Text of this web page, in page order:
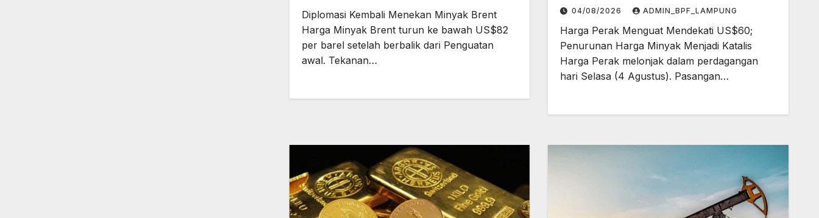
Diplomasi Kembali Menekan Minyak Brent
Harga Minyak Brent turun ke bawah US$82
per barel setelah berbalik dari Penguatan
awal. Tekanan…
04/08/2026 ADMIN_BPF_LAMPUNG
Harga Perak Menguat Mendekati US$60;
Penurunan Harga Minyak Menjadi Katalis
Harga Perak melonjak dalam perdagangan
hari Selasa (4 Agustus). Pasangan…